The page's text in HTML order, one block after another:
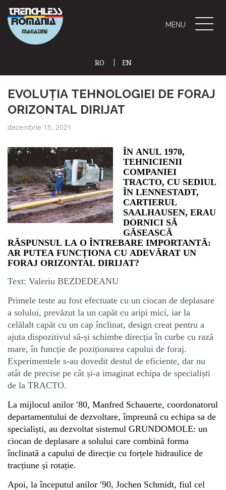
MENU
Toggle
RO
EN
EVOLUȚIA TEHNOLOGIEI DE FORAJ
ORIZONTAL DIRIJAT
decembrie 15, 2021
ÎN ANUL 1970,
TEHNICIENII
COMPANIEI
TRACTO, CU SEDIUL
ÎN LENNESTADT,
CARTIERUL
SAALHAUSEN, ERAU
DORNICI SĂ
GĂSEASCĂ
RĂSPUNSUL LA O ÎNTREBARE IMPORTANTĂ:
AR PUTEA FUNCȚIONA CU ADEVĂRAT UN
FORAJ ORIZONTAL DIRIJAT?
Text: Valeriu BEZDEDEANU
Primele teste au fost efectuate cu un ciocan de deplasare
a solului, prevăzut la un capăt cu aripi mici, iar la
celălalt capăt cu un cap înclinat, design creat pentru a
ajuta dispozitivul să-și schimbe direcția în curbe cu rază
mare, în funcție de poziționarea capului de foraj.
Experimentele s-au dovedit destul de eficiente, dar nu
atât de precise pe cât și-a imaginat echipa de specialiști
de la TRACTO.
La mijlocul anilor ′80, Manfred Schauerte, coordonatorul
departamentului de dezvoltare, împreună cu echipa sa de
specialiști, au dezvoltat sistemul GRUNDOMOLE: un
ciocan de deplasare a solului care combină forma
înclinată a capului de direcție cu forțele hidraulice de
tracțiune și rotație.
Apoi, la începutul anilor ′90, Jochen Schmidt, fiul cel